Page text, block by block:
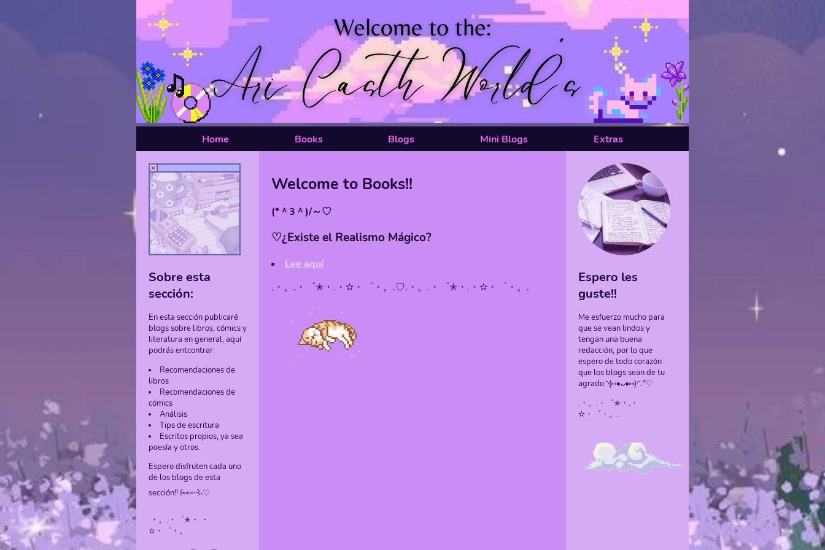
Home Books Blogs Mini Blogs Extras
Sobre esta
sección:
En esta sección publicaré
blogs sobre libros, cómics y
literatura en general, aquí
podrás entcontrar:
Recomendaciones de
libros
Recomendaciones de
cómics
Análisis
Tips de escritura
Escritos propios, ya sea
poesía y otros.
Espero disfruten cada uno
de los blogs de esta
sección!! ꒰⁠⑅⁠ᵕ⁠༚⁠ᵕ⁠꒱⁠˖⁠♡
.・。.・゜✭・.・
✫・゜・。.
Welcome to Books!!
(⁠*⁠＾⁠3⁠＾⁠)⁠/⁠～⁠♡
♡⁠¿Existe el Realismo Mágico?
Lee aquí
.・。.・゜✭・.・✫・゜・。.♡.・。.・゜✭・.・✫・゜・。.
Espero les
guste!!
Me esfuerzo mucho para
que se vean lindos y
tengan una buena
redacción, por lo que
espero de todo corazón
que los blogs sean de tu
agrado ◝(⑅•ᴗ•⑅)◜..°♡
.・。.・゜✭・.・
✫・゜・。.